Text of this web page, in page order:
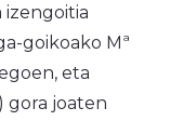
izengoitia
goikoako Mª
eta
gora joaten